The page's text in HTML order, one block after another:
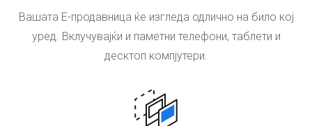
Вашата Е-продавница ќе изгледа одлично на било кој
уред. Вклучувајќи и паметни телефони, таблети и
десктоп компјутери.